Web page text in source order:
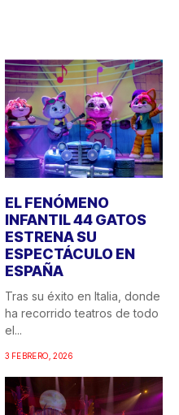
EL FENÓMENO
INFANTIL 44 GATOS
ESTRENA SU
ESPECTÁCULO EN
ESPAÑA
Tras su éxito en Italia, donde
ha recorrido teatros de todo
el...
3 FEBRERO, 2026